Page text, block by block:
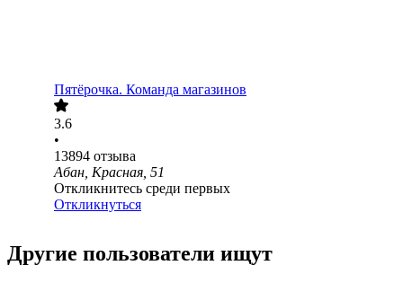
Пятёрочка. Команда магазинов
3.6
•
13894 отзыва
Абан, Красная, 51
Откликнитесь среди первых
Откликнуться
Другие пользователи ищут